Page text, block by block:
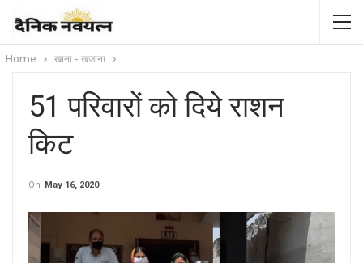
Home खाना - खजाना
51 परिवारों को दिये राशन
किट
On May 16, 2020